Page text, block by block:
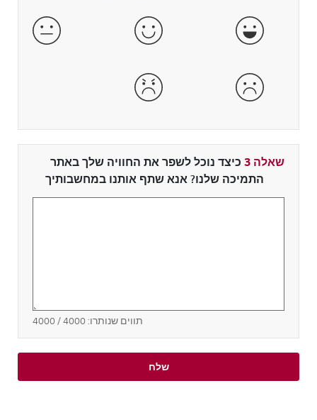
מאוד מרוצה מרוצה מרוצה
לא מרוצה מאוד לא מרוצה
שאלה 3
כיצד נוכל לשפר את החוויה שלך באתר
התמיכה שלנו? אנא שתף אותנו במחשבותיך
תווים שנותרו:4000
/ 4000
שלח